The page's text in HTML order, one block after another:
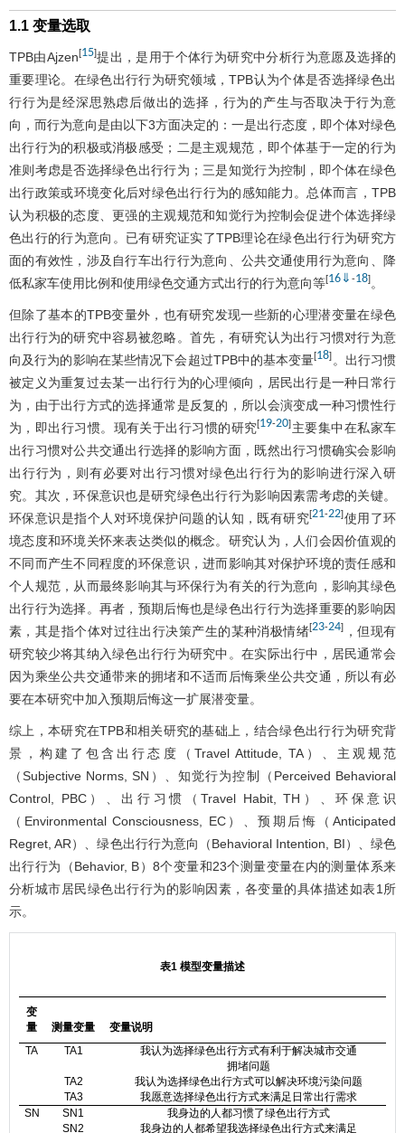
1.1 变量选取
TPB由Ajzen[15]提出，是用于个体行为研究中分析行为意愿及选择的
重要理论。在绿色出行行为研究领域，TPB认为个体是否选择绿色出
行行为是经深思熟虑后做出的选择，行为的产生与否取决于行为意
向，而行为意向是由以下3方面决定的：一是出行态度，即个体对绿色
出行行为的积极或消极感受；二是主观规范，即个体基于一定的行为
准则考虑是否选择绿色出行行为；三是知觉行为控制，即个体在绿色
出行政策或环境变化后对绿色出行行为的感知能力。总体而言，TPB
认为积极的态度、更强的主观规范和知觉行为控制会促进个体选择绿
色出行的行为意向。已有研究证实了TPB理论在绿色出行行为研究方
面的有效性，涉及自行车出行行为意向、公共交通使用行为意向、降
低私家车使用比例和使用绿色交通方式出行的行为意向等[16 ⇓ -18] 。
但除了基本的TPB变量外，也有研究发现一些新的心理潜变量在绿色
出行行为的研究中容易被忽略。首先，有研究认为出行习惯对行为意
向及行为的影响在某些情况下会超过TPB中的基本变量[18] 。出行习惯
被定义为重复过去某一出行行为的心理倾向，居民出行是一种日常行
为，由于出行方式的选择通常是反复的，所以会演变成一种习惯性行
为，即出行习惯。现有关于出行习惯的研究[19-20] 主要集中在私家车
出行习惯对公共交通出行选择的影响方面，既然出行习惯确实会影响
出行行为，则有必要对出行习惯对绿色出行行为的影响进行深入研
究。其次，环保意识也是研究绿色出行行为影响因素需考虑的关键。
环保意识是指个人对环境保护问题的认知，既有研究[21-22]使用了环
境态度和环境关怀来表达类似的概念。研究认为，人们会因价值观的
不同而产生不同程度的环保意识，进而影响其对保护环境的责任感和
个人规范，从而最终影响其与环保行为有关的行为意向，影响其绿色
出行行为选择。再者，预期后悔也是绿色出行行为选择重要的影响因
素，其是指个体对过往出行决策产生的某种消极情绪[23-24]
，但现有
研究较少将其纳入绿色出行行为研究中。在实际出行中，居民通常会
因为乘坐公共交通带来的拥堵和不适而后悔乘坐公共交通，所以有必
要在本研究中加入预期后悔这一扩展潜变量。
综上，本研究在TPB和相关研究的基础上，结合绿色出行行为研究背
景，构建了包含出行态度（Travel Attitude, TA）、主观规范
（Subjective Norms, SN）、知觉行为控制（Perceived Behavioral
Control, PBC）、出行习惯（Travel Habit, TH）、环保意识
（Environmental Consciousness, EC）、预期后悔（Anticipated
Regret, AR）、绿色出行行为意向（Behavioral Intention, BI）、绿色
出行行为（Behavior, B）8个变量和23个测量变量在内的测量体系来
分析城市居民绿色出行行为的影响因素，各变量的具体描述如表1 所
示。
表1 模型变量描述
变
量
测量变量
变量说明
TA
TA1
我认为选择绿色出行方式有利于解决城市交通
拥堵问题
TA2
我认为选择绿色出行方式可以解决环境污染问题
TA3
我愿意选择绿色出行方式来满足日常出行需求
SN
SN1
我身边的人都习惯了绿色出行方式
SN2
我身边的人都希望我选择绿色出行方式来满足